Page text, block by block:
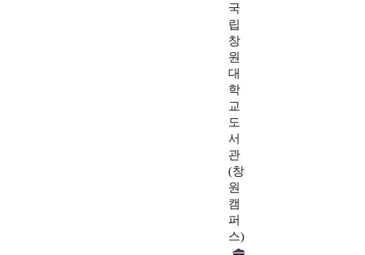
국
립
창
원
대
학
교
도
서
관
(창
원
캠
퍼
스)